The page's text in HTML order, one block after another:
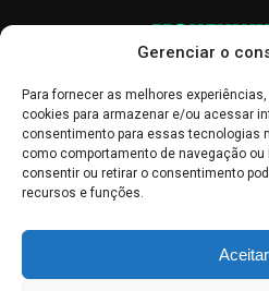
Gerenciar o
Para fornecer as melhores
cookies para armazenar e/ou acessar
consentimento para essas tecnologias
como comportamento de navegação
consentir ou retirar o consentimento
recursos e funções.
Aceitar
informativo, servindo como boletins
interpretadas como